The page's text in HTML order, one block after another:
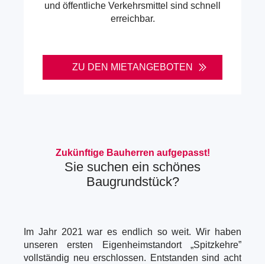
und öffentliche Verkehrsmittel sind schnell
erreichbar.
ZU DEN MIETANGEBOTEN
Zukünftige Bauherren aufgepasst!
Sie suchen ein schönes
Baugrundstück?
Im Jahr 2021 war es endlich so weit. Wir haben
unseren ersten Eigenheimstandort „Spitzkehre”
vollständig neu erschlossen. Entstanden sind acht